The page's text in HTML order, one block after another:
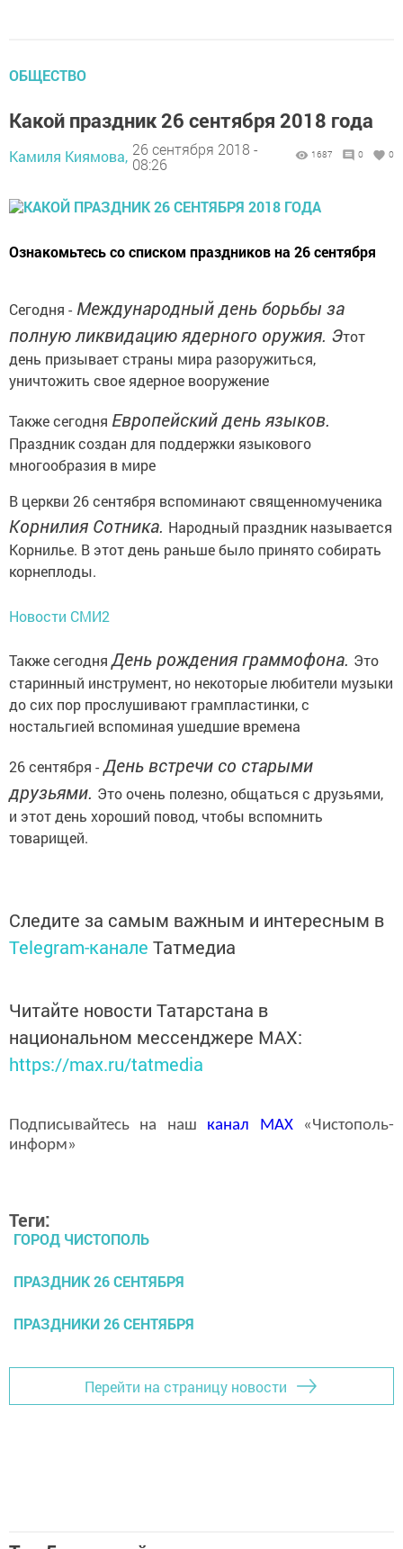
ОБЩЕСТВО
Какой праздник 26 сентября 2018 года
Камиля Киямова, 26 сентября 2018 -
08:26
1687 0 0
Ознакомьтесь со списком праздников на 26 сентября
Сегодня - Международный день борьбы за
полную ликвидацию ядерного оружия. Этот
день призывает страны мира разоружиться,
уничтожить свое ядерное вооружение
Также сегодня Европейский день языков.
Праздник создан для поддержки языкового
многообразия в мире
В церкви 26 сентября вспоминают священномученика
Корнилия Сотника. Народный праздник называется
Корнилье. В этот день раньше было принято собирать
корнеплоды.
Новости СМИ2
Также сегодняДень рождения граммофона. Это
старинный инструмент, но некоторые любители музыки
до сих пор прослушивают грампластинки, с
ностальгией вспоминая ушедшие времена
26 сентября -День встречи со старыми
друзьями. Это очень полезно, общаться с друзьями,
и этот день хороший повод, чтобы вспомнить
товарищей.
Следите за самым важным и интересным в
Telegram-канале Татмедиа
Читайте новости Татарстана в
национальном мессенджере MАХ:
https://max.ru/tatmedia
Подписывайтесь на наш канал MAX«Чистополь-
информ»
Теги:
ГОРОД ЧИСТОПОЛЬ
ПРАЗДНИК 26 СЕНТЯБРЯ
ПРАЗДНИКИ 26 СЕНТЯБРЯ
Перейти на страницу новости